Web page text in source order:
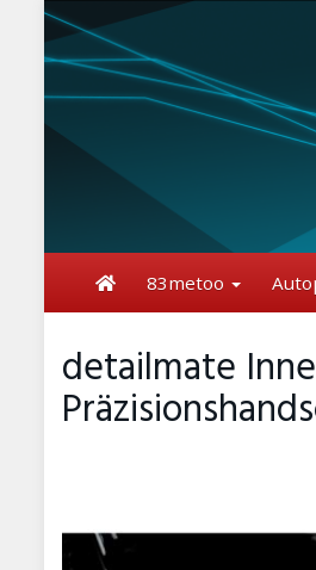
content
83metoo
detailmate